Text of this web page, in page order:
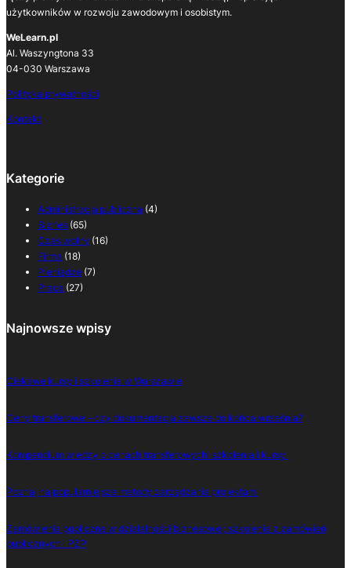
użytkowników w rozwoju zawodowym i osobistym.
WeLearn.pl
Al. Waszyngtona 33
04-030 Warszawa
Polityka prywatności
Kontakt
Kategorie
Administracja publiczna (4)
Biznes (65)
Czas wolny (16)
Firma (18)
Pieniądze (7)
Praca (27)
Najnowsze wpisy
Ciekawe kursy i szkolenia w Warszawie
Ceny transferowe – czy dokumentacja zawsze do końca września?
Kompendium wiedzy o cenach transferowych: szkolenia i kursy.
Poznaj najpopularniejsze metody zarządzania projektami
Zamówienia publiczne w działalności biznesowej: szkolenia z zamówień
publicznych i PZP